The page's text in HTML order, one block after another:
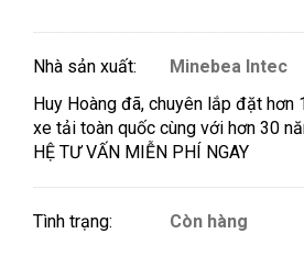
Nhà sản xuất:
Minebea Intec
Huy Hoàng đã, chuyên lắp đặt hơn
xe tải toàn quốc cùng với hơn 30
HỆ TƯ VẤN MIỄN PHÍ NGAY
Tình trạng: Còn hàng